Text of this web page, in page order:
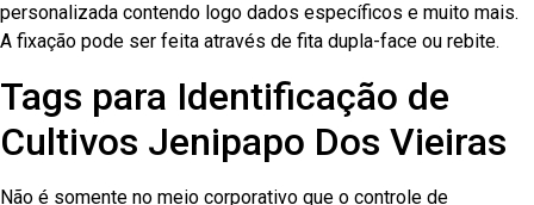
personalizada contendo logo dados específicos e muito mais.
A fixação pode ser feita através de fita dupla-face ou rebite.
Tags para Identificação de
Cultivos Jenipapo Dos Vieiras
Não é somente no meio corporativo que o controle de